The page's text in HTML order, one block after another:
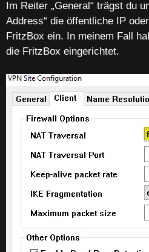
Im Reiter „General“ trägst du
Address“ die öffentliche IP
FritzBox ein. In meinem Fall
die FritzBox eingerichtet.